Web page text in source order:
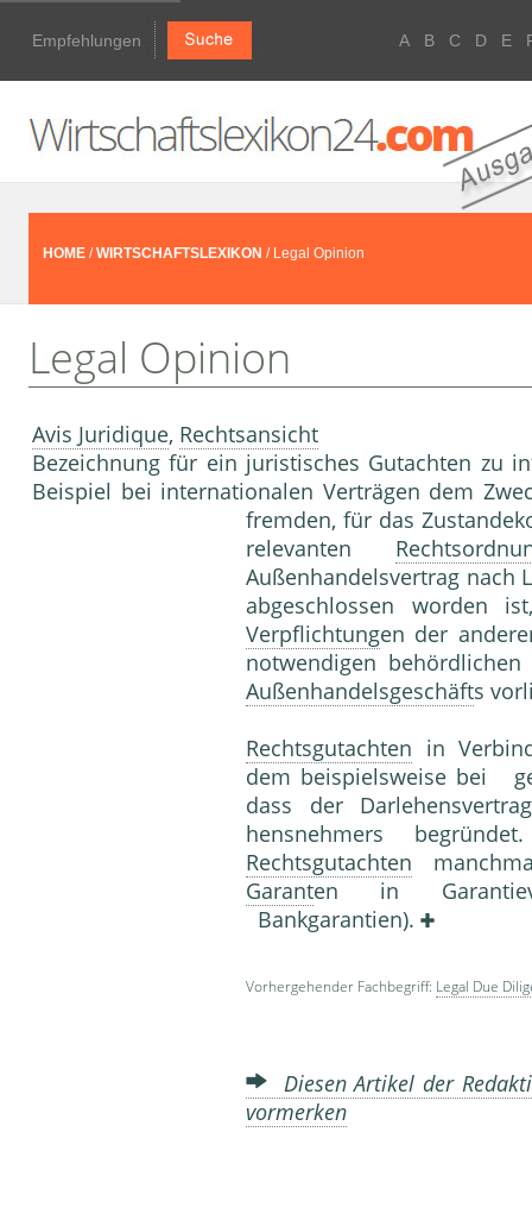
Empfehlungen A B C D E
HOME /WIRTSCHAFTSLEXIKON / Legal Opinion
Legal Opinion
Avis Juridique, Rechtsansicht
Bezeichnung für ein juristisches Gutachten zu
Beispiel bei internationalen Verträgen dem
fremden, für das
relevanten
Außenhandelsvertrag nach
abgeschlossen worden
Verpflichtungen der
notwendigen behördlichen
Außenhandelsgeschäfts
Rechtsgutachten in
dem beispielsweise bei
dass der
hensnehmers
Rechtsgutachten
Garanten in
Bankgarantien).
Vorhergehender Fachbegriff: Legal Due
Diesen Artikel der
vormerken